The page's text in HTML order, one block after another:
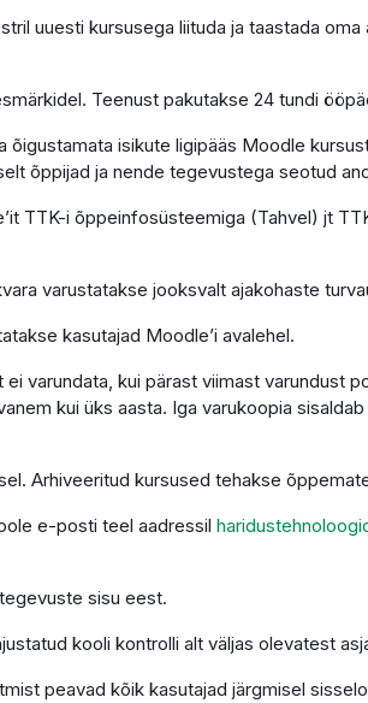
uuesti kursusega liituda ja taastada
Teenust pakutakse 24 tundi
isikute ligipääs Moodle
õppijad ja nende tegevustega seotud
TTK-i õppeinfosüsteemiga (Tahvel) jt
varustatakse jooksvalt ajakohaste
kasutajad Moodle’i avalehel.
varundata, kui pärast viimast varundust
kui üks aasta. Iga varukoopia
Arhiveeritud kursused tehakse
e-posti teel aadressil
sisu eest.
kooli kontrolli alt väljas olevatest
peavad kõik kasutajad järgmisel